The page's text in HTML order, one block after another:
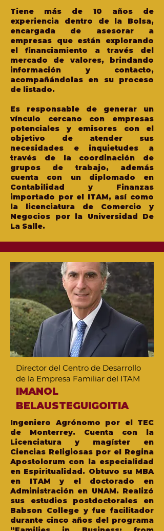
Tiene más de 10 años de
experiencia dentro de la Bolsa,
encargada de asesorar a
empresas que están explorando
el financiamiento a través del
mercado de valores, brindando
información y contacto,
acompañándolas en su proceso
de listado.
Es responsable de generar un
vínculo cercano con empresas
potenciales y emisores con el
objetivo de atender sus
necesidades e inquietudes a
través de la coordinación de
grupos de trabajo, además
cuenta con un diplomado en
Contabilidad y Finanzas
importado por el ITAM, así como
la licenciatura de Comercio y
Negocios por la Universidad De
La Salle.
Director del Centro de Desarrollo
de la Empresa Familiar del ITAM
IMANOL
BELAUSTEGUIGOITIA
Ingeniero Agrónomo por el TEC
de Monterrey. Cuenta con la
Licenciatura y magíster en
Ciencias Religiosas por el Regina
Apostolorum con la especialidad
en Espiritualidad. Obtuvo su MBA
en ITAM y el doctorado en
Administración en UNAM. Realizó
sus estudios postdoctorales en
Babson College y fue facilitador
durante cinco años del programa